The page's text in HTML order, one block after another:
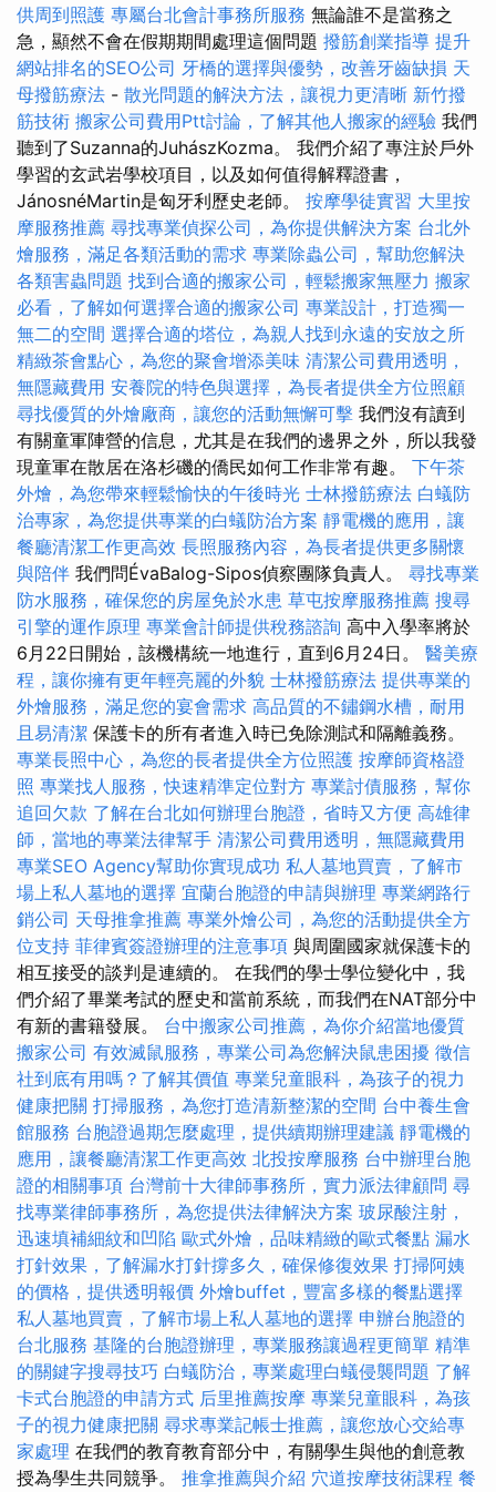
供周到照護 專屬台北會計事務所服務 無論誰不是當務之
急，顯然不會在假期期間處理這個問題 撥筋創業指導 提升
網站排名的SEO公司 牙橋的選擇與優勢，改善牙齒缺損 天
母撥筋療法 - 散光問題的解決方法，讓視力更清晰 新竹撥
筋技術 搬家公司費用Ptt討論，了解其他人搬家的經驗 我們
聽到了Suzanna的JuhászKozma。 我們介紹了專注於戶外
學習的玄武岩學校項目，以及如何值得解釋證書，
JánosnéMartin是匈牙利歷史老師。 按摩學徒實習 大里按
摩服務推薦 尋找專業偵探公司，為你提供解決方案 台北外
燴服務，滿足各類活動的需求 專業除蟲公司，幫助您解決
各類害蟲問題 找到合適的搬家公司，輕鬆搬家無壓力 搬家
必看，了解如何選擇合適的搬家公司 專業設計，打造獨一
無二的空間 選擇合適的塔位，為親人找到永遠的安放之所
精緻茶會點心，為您的聚會增添美味 清潔公司費用透明，
無隱藏費用 安養院的特色與選擇，為長者提供全方位照顧
尋找優質的外燴廠商，讓您的活動無懈可擊 我們沒有讀到
有關童軍陣營的信息，尤其是在我們的邊界之外，所以我發
現童軍在散居在洛杉磯的僑民如何工作非常有趣。 下午茶
外燴，為您帶來輕鬆愉快的午後時光 士林撥筋療法 白蟻防
治專家，為您提供專業的白蟻防治方案 靜電機的應用，讓
餐廳清潔工作更高效 長照服務內容，為長者提供更多關懷
與陪伴 我們問ÉvaBalog-Sipos偵察團隊負責人。 尋找專業
防水服務，確保您的房屋免於水患 草屯按摩服務推薦 搜尋
引擎的運作原理 專業會計師提供稅務諮詢 高中入學率將於
6月22日開始，該機構統一地進行，直到6月24日。 醫美療
程，讓你擁有更年輕亮麗的外貌 士林撥筋療法 提供專業的
外燴服務，滿足您的宴會需求 高品質的不鏽鋼水槽，耐用
且易清潔 保護卡的所有者進入時已免除測試和隔離義務。
專業長照中心，為您的長者提供全方位照護 按摩師資格證
照 專業找人服務，快速精準定位對方 專業討債服務，幫你
追回欠款 了解在台北如何辦理台胞證，省時又方便 高雄律
師，當地的專業法律幫手 清潔公司費用透明，無隱藏費用
專業SEO Agency幫助你實現成功 私人墓地買賣，了解市
場上私人墓地的選擇 宜蘭台胞證的申請與辦理 專業網路行
銷公司 天母推拿推薦 專業外燴公司，為您的活動提供全方
位支持 菲律賓簽證辦理的注意事項 與周圍國家就保護卡的
相互接受的談判是連續的。 在我們的學士學位變化中，我
們介紹了畢業考試的歷史和當前系統，而我們在NAT部分中
有新的書籍發展。 台中搬家公司推薦，為你介紹當地優質
搬家公司 有效滅鼠服務，專業公司為您解決鼠患困擾 徵信
社到底有用嗎？了解其價值 專業兒童眼科，為孩子的視力
健康把關 打掃服務，為您打造清新整潔的空間 台中養生會
館服務 台胞證過期怎麼處理，提供續期辦理建議 靜電機的
應用，讓餐廳清潔工作更高效 北投按摩服務 台中辦理台胞
證的相關事項 台灣前十大律師事務所，實力派法律顧問 尋
找專業律師事務所，為您提供法律解決方案 玻尿酸注射，
迅速填補細紋和凹陷 歐式外燴，品味精緻的歐式餐點 漏水
打針效果，了解漏水打針撐多久，確保修復效果 打掃阿姨
的價格，提供透明報價 外燴buffet，豐富多樣的餐點選擇
私人墓地買賣，了解市場上私人墓地的選擇 申辦台胞證的
台北服務 基隆的台胞證辦理，專業服務讓過程更簡單 精準
的關鍵字搜尋技巧 白蟻防治，專業處理白蟻侵襲問題 了解
卡式台胞證的申請方式 后里推薦按摩 專業兒童眼科，為孩
子的視力健康把關 尋求專業記帳士推薦，讓您放心交給專
家處理 在我們的教育教育部分中，有關學生與他的創意教
授為學生共同競爭。 推拿推薦與介紹 穴道按摩技術課程 餐